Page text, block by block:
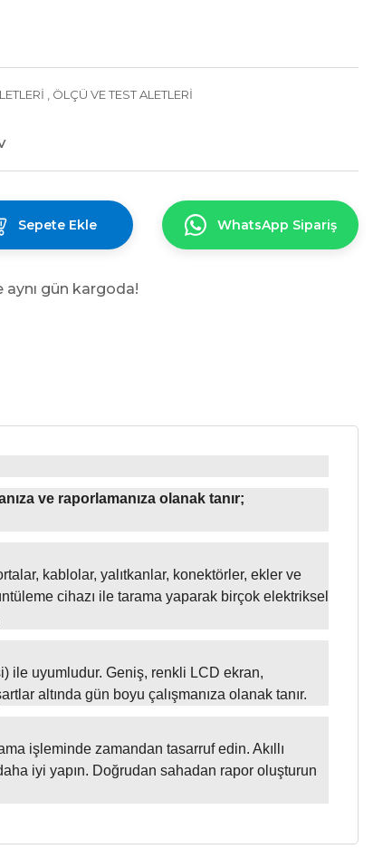
ÖLÇÜ VE TEST ALETLERİ
Sepete Ekle WhatsApp Sipariş
gün kargoda!
ve raporlamanıza olanak tanır;
kablolar, yalıtkanlar, konektörler, ekler ve
cihazı ile tarama yaparak birçok elektriksel
ile uyumludur. Geniş, renkli LCD ekran,
altında gün boyu çalışmanıza olanak tanır.
işleminde zamandan tasarruf edin. Akıllı
iyi yapın. Doğrudan sahadan rapor oluşturun